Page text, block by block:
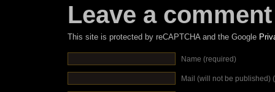
Leave a comment
This site is protected by reCAPTCHA and the Google
Name (required)
Mail (will not be published)